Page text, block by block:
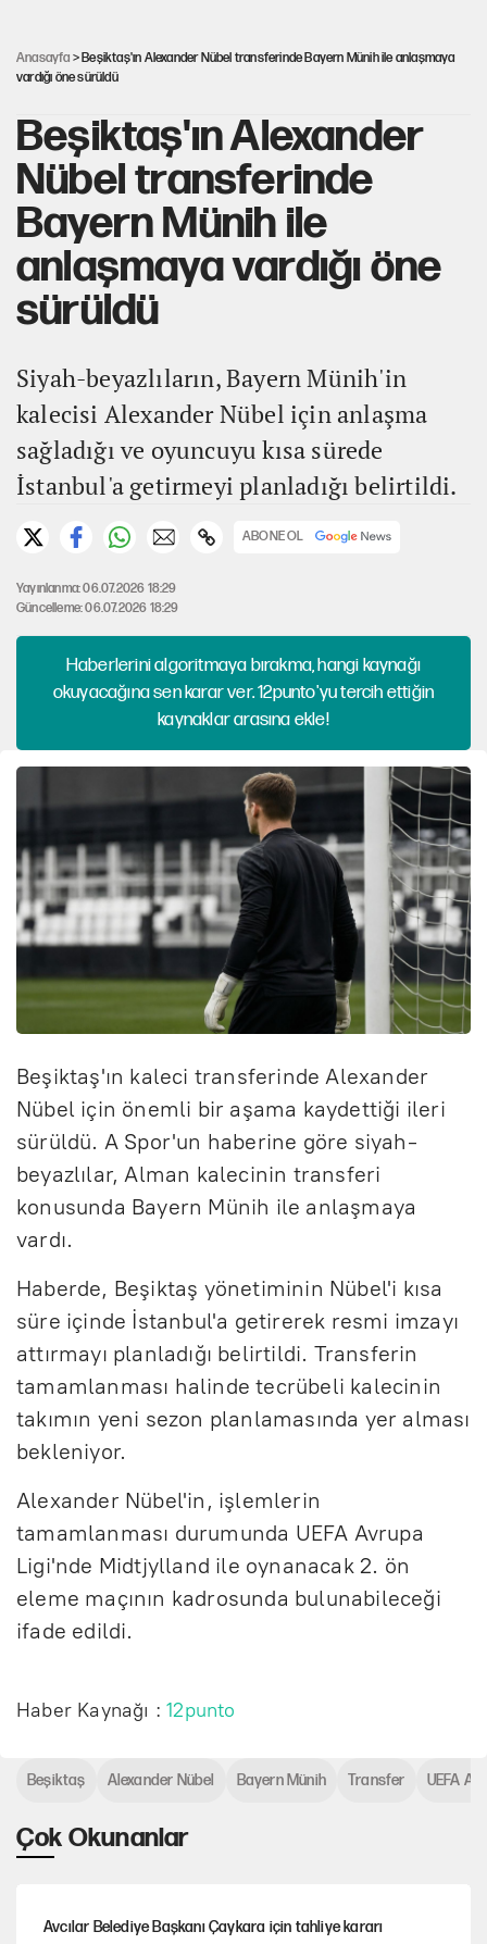
Anasayfa > Beşiktaş'ın Alexander Nübel transferinde Bayern Münih ile anlaşmaya
vardığı öne sürüldü
Beşiktaş'ın Alexander
Nübel transferinde
Bayern Münih ile
anlaşmaya vardığı öne
sürüldü
Siyah-beyazlıların, Bayern Münih'in
kalecisi Alexander Nübel için anlaşma
sağladığı ve oyuncuyu kısa sürede
İstanbul'a getirmeyi planladığı belirtildi.
ABONE OL
Yayınlanma: 06.07.2026 18:29
Güncelleme: 06.07.2026 18:29
Haberlerini algoritmaya bırakma, hangi kaynağı
okuyacağına sen karar ver. 12punto'yu tercih ettiğin
kaynaklar arasına ekle!
Beşiktaş'ın kaleci transferinde Alexander
Nübel için önemli bir aşama kaydettiği ileri
sürüldü. A Spor'un haberine göre siyah-
beyazlılar, Alman kalecinin transferi
konusunda Bayern Münih ile anlaşmaya
vardı.
Haberde, Beşiktaş yönetiminin Nübel'i kısa
süre içinde İstanbul'a getirerek resmi imzayı
attırmayı planladığı belirtildi. Transferin
tamamlanması halinde tecrübeli kalecinin
takımın yeni sezon planlamasında yer alması
bekleniyor.
Alexander Nübel'in, işlemlerin
tamamlanması durumunda UEFA Avrupa
Ligi'nde Midtjylland ile oynanacak 2. ön
eleme maçının kadrosunda bulunabileceği
ifade edildi.
Haber Kaynağı :12punto
Çok Okunanlar
Avcılar Belediye Başkanı Çaykara için tahliye kararı
Beşiktaş Alexander Nübel Bayern Münih Transfer UEFA